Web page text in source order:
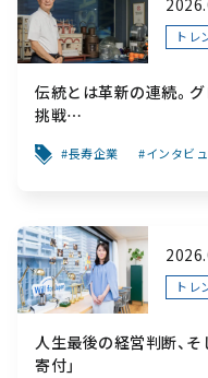
トレ
伝統とは革新の連続。
挑戦
こだわり、ガラスを超え
長寿企業 インタビ
トレ
人生最後の経営判断、
寄付」